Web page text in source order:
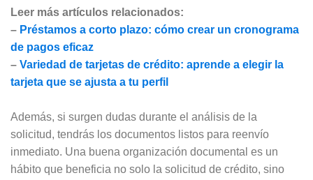
Leer más artículos relacionados:
– Préstamos a corto plazo: cómo crear un cronograma
de pagos eficaz
– Variedad de tarjetas de crédito: aprende a elegir la
tarjeta que se ajusta a tu perfil
Además, si surgen dudas durante el análisis de la
solicitud, tendrás los documentos listos para reenvío
inmediato. Una buena organización documental es un
hábito que beneficia no solo la solicitud de crédito, sino